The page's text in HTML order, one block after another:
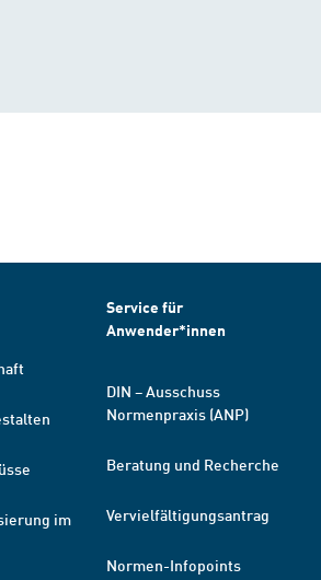
im
Service für
Anwender*innen
DIN – Ausschuss
Normenpraxis (ANP)
Beratung und Recherche
Vervielfältigungsantrag
Normen-Infopoints